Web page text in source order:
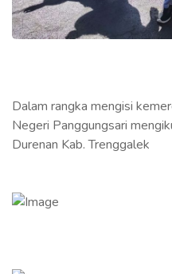
Dalam rangka mengisi
Negeri Panggungsari
Durenan Kab. Trenggalek